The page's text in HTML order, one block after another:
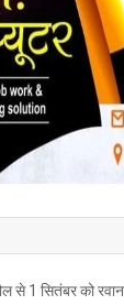
से 1 सितंबर को